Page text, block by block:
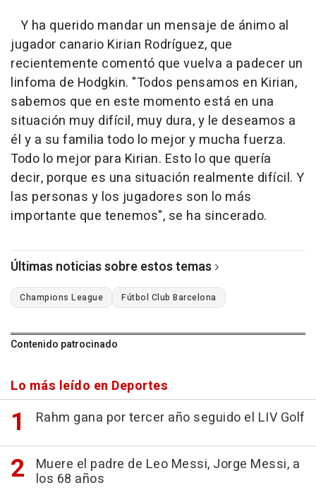
Y ha querido mandar un mensaje de ánimo al
jugador canario Kirian Rodríguez, que
recientemente comentó que vuelva a padecer un
linfoma de Hodgkin. "Todos pensamos en Kirian,
sabemos que en este momento está en una
situación muy difícil, muy dura, y le deseamos a
él y a su familia todo lo mejor y mucha fuerza.
Todo lo mejor para Kirian. Esto lo que quería
decir, porque es una situación realmente difícil. Y
las personas y los jugadores son lo más
importante que tenemos", se ha sincerado.
Últimas noticias sobre estos temas
Champions League Fútbol Club Barcelona
Contenido patrocinado
Lo más leído en Deportes
Rahm gana por tercer año seguido el LIV Golf
Muere el padre de Leo Messi, Jorge Messi, a
los 68 años